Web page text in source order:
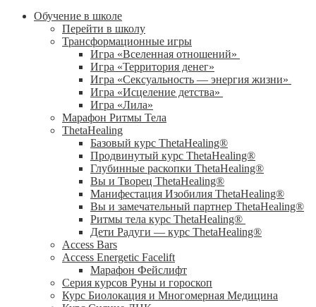
Обучение в школе
Перейти в школу
Трансформационные игры
Игра «Вселенная отношений»
Игра «Территория денег»
Игра «Сексуальность — энергия жизни»
Игра «Исцеление детства»
Игра «Лила»
Марафон Ритмы Тела
ThetaHealing
Базовый курс ThetaHealing®
Продвинутый курс ThetaHealing®
Глубинные раскопки ThetaHealing®
Вы и Творец ThetaHealing®
Манифестация Изобилия ThetaHealing®
Вы и замечательный партнер ThetaHealing®
Ритмы тела курс ThetaHealing®
Дети Радуги — курс ThetaHealing®
Access Bars
Access Energetic Facelift
Марафон Фейслифт
Серия курсов Руны и гороскоп
Курс Биолокация и Многомерная Медицина